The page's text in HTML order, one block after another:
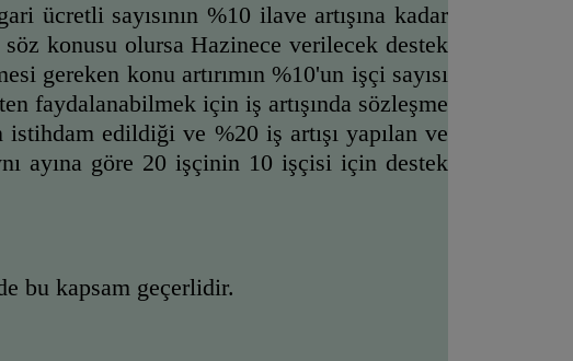
ücretli sayısının %10 ilave artışına kadar
söz konusu olursa Hazinece verilecek destek
gereken konu artırımın %10'un işçi sayısı
faydalanabilmek için iş artışında sözleşme
istihdam edildiği ve %20 iş artışı yapılan ve
ayına göre 20 işçinin 10 işçisi için destek
bu kapsam geçerlidir.